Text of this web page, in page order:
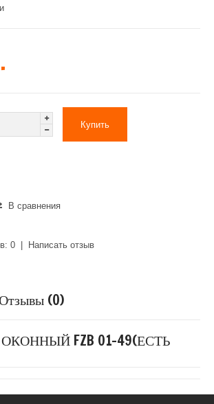
В сравнения
0 | Написать отзыв
(0)
FZB 01-49(ЕСТЬ